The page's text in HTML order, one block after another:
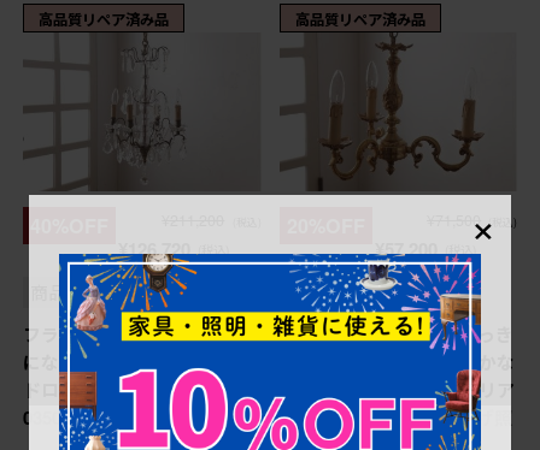
高品質リペア済み品
¥126,720
商品番号 R-035030
フランスアンティーク 3段
になった装飾が豪華なガラス
ドロップシャンデリア (R-
035030)
高品質リペア済み品
¥71,500 (税込)
¥57,200
商品番号 R-034859
フランスビンテージ すっき
りとしたシルエットと細かな
彫刻が魅力的なシャンデリア
(3灯、天井照明、吊り下げ照
明)(R-034859)
×